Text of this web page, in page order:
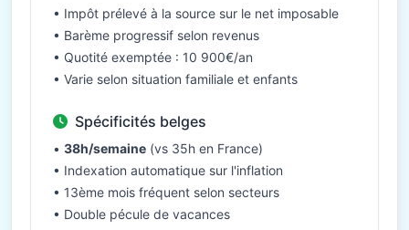
• Impôt prélevé à la source sur le net imposable
• Barème progressif selon revenus
• Quotité exemptée : 10 900€/an
• Varie selon situation familiale et enfants
Spécificités belges
• 38h/semaine (vs 35h en France)
• Indexation automatique sur l'inflation
• 13ème mois fréquent selon secteurs
• Double pécule de vacances